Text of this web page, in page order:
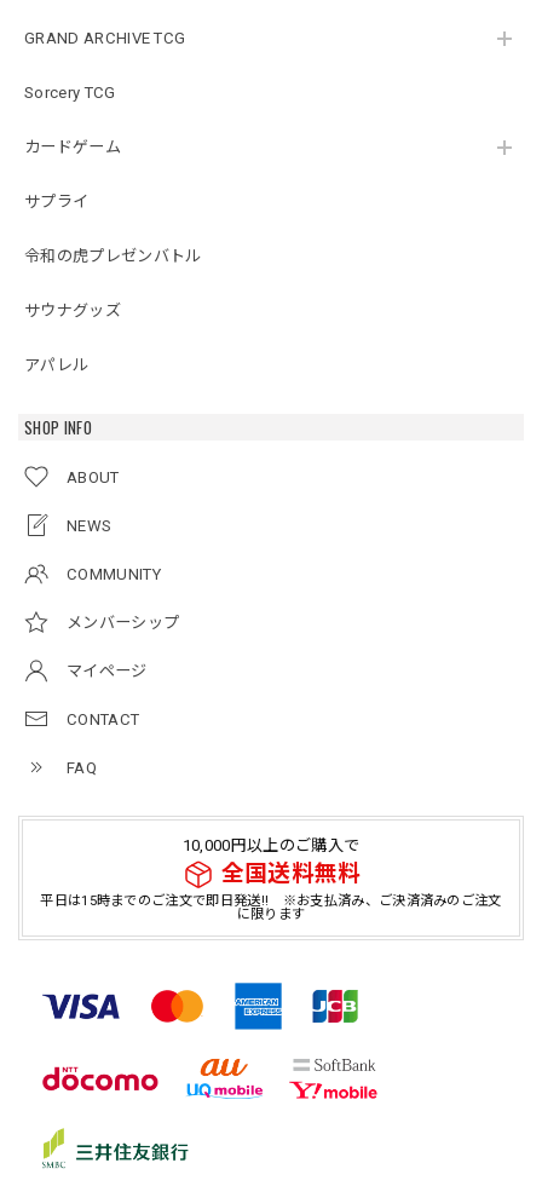
GRAND ARCHIVE TCG
Sorcery TCG
カードゲーム
サプライ
令和の虎プレゼンバトル
サウナグッズ
アパレル
SHOP INFO
ABOUT
NEWS
COMMUNITY
メンバーシップ
マイページ
CONTACT
FAQ
10,000円以上のご購入で
全国送料無料
平日は15時までのご注文で即日発送!! ※お支払済み、ご決済済みのご注文
に限ります